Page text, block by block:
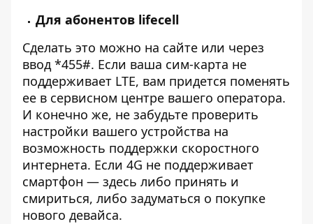
Для абонентов lifecell
Сделать это можно на сайте или через
ввод *455#. Если ваша сим-карта не
поддерживает LTE, вам придется поменять
ее в сервисном центре вашего оператора.
И конечно же, не забудьте проверить
настройки вашего устройства на
возможность поддержки скоростного
интернета. Если 4G не поддерживает
смартфон — здесь либо принять и
смириться, либо задуматься о покупке
нового девайса.